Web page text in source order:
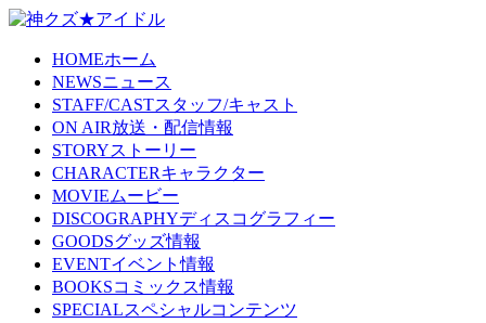
HOMEホーム
NEWSニュース
STAFF/CASTスタッフ/キャスト
ON AIR放送・配信情報
STORYストーリー
CHARACTERキャラクター
MOVIE ムービー
DISCOGRAPHYディスコグラフィー
GOODSグッズ情報
EVENTイベント情報
BOOKSコミックス情報
SPECIALスペシャルコンテンツ